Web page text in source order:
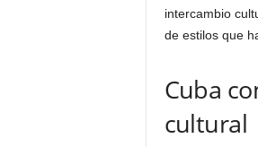
intercambio
de estilos que
Cuba
cultural